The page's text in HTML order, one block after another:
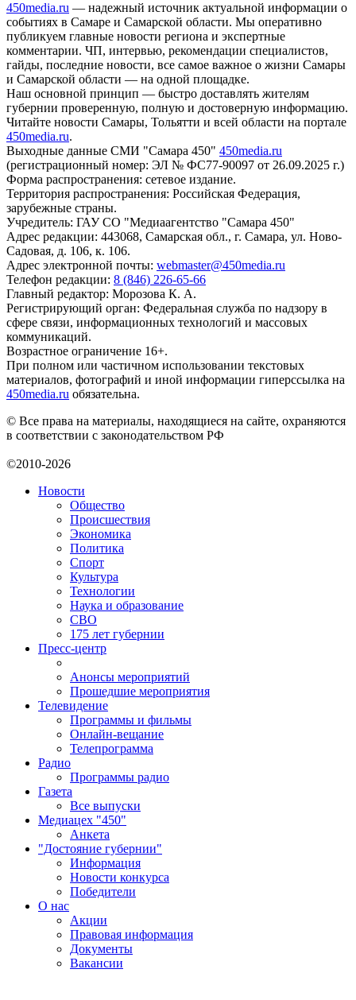
450media.ru — надежный источник актуальной информации о
событиях в Самаре и Самарской области. Мы оперативно
публикуем главные новости региона и экспертные
комментарии. ЧП, интервью, рекомендации специалистов,
гайды, последние новости, все самое важное о жизни Самары
и Самарской области — на одной площадке.
Наш основной принцип — быстро доставлять жителям
губернии проверенную, полную и достоверную информацию.
Читайте новости Самары, Тольятти и всей области на портале
450media.ru.
Выходные данные СМИ "Самара 450" 450media.ru
(регистрационный номер: ЭЛ № ФС77-90097 от 26.09.2025 г.)
Форма распространения: сетевое издание.
Территория распространения: Российская Федерация,
зарубежные страны.
Учредитель: ГАУ СО "Медиаагентство "Самара 450"
Адрес редакции: 443068, Самарская обл., г. Самара, ул. Ново-
Садовая, д. 106, к. 106.
Адрес электронной почты: webmaster@450media.ru
Телефон редакции: 8 (846) 226-65-66
Главный редактор: Морозова К. А.
Регистрирующий орган: Федеральная служба по надзору в
сфере связи, информационных технологий и массовых
коммуникаций.
Возрастное ограничение 16+.
При полном или частичном использовании текстовых
материалов, фотографий и иной информации гиперссылка на
450media.ru обязательна.
© Все права на материалы, находящиеся на сайте, охраняются
в соответствии с законодательством РФ
©2010-2026
Новости
Общество
Происшествия
Экономика
Политика
Спорт
Культура
Технологии
Наука и образование
СВО
175 лет губернии
Пресс-центр
Анонсы мероприятий
Прошедшие мероприятия
Телевидение
Программы и фильмы
Онлайн-вещание
Телепрограмма
Радио
Программы радио
Газета
Все выпуски
Медиацех "450"
Анкета
"Достояние губернии"
Информация
Новости конкурса
Победители
О нас
Акции
Правовая информация
Документы
Вакансии